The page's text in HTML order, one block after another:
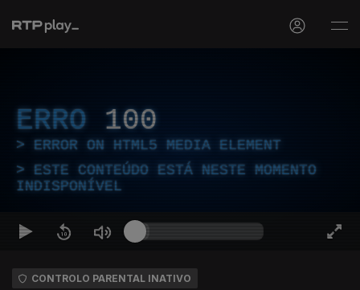
ERRO 100
ERROR ON HTML5 MEDIA ELEMENT
ESTE CONTEÚDO ESTÁ NESTE MOMENTO
INDISPONÍVEL
CONTROLO PARENTAL INATIVO